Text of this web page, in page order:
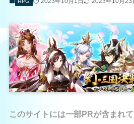
このサイトには一部PRが含まれ